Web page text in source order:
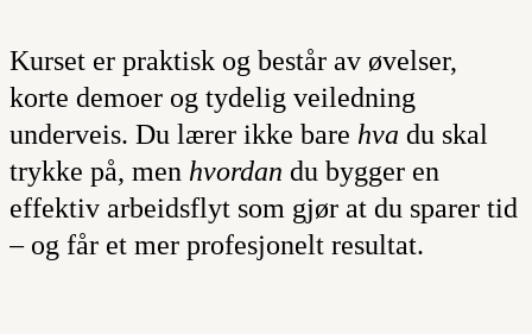
Kurset er praktisk og består av øvelser,
korte demoer og tydelig veiledning
underveis. Du lærer ikke bare hva du skal
trykke på, men hvordan du bygger en
effektiv arbeidsflyt som gjør at du sparer tid
– og får et mer profesjonelt resultat.